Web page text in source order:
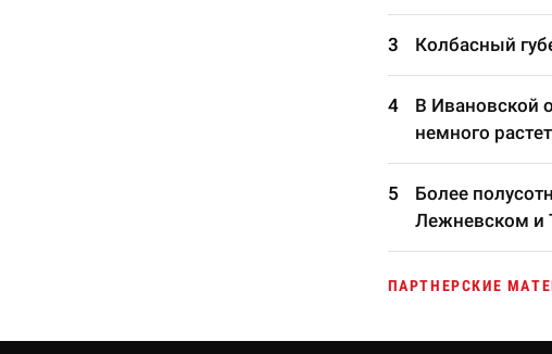
Колбасный
В Ивановской
немного растет
Более
Лежневском и
ПАРТНЕРСКИЕ